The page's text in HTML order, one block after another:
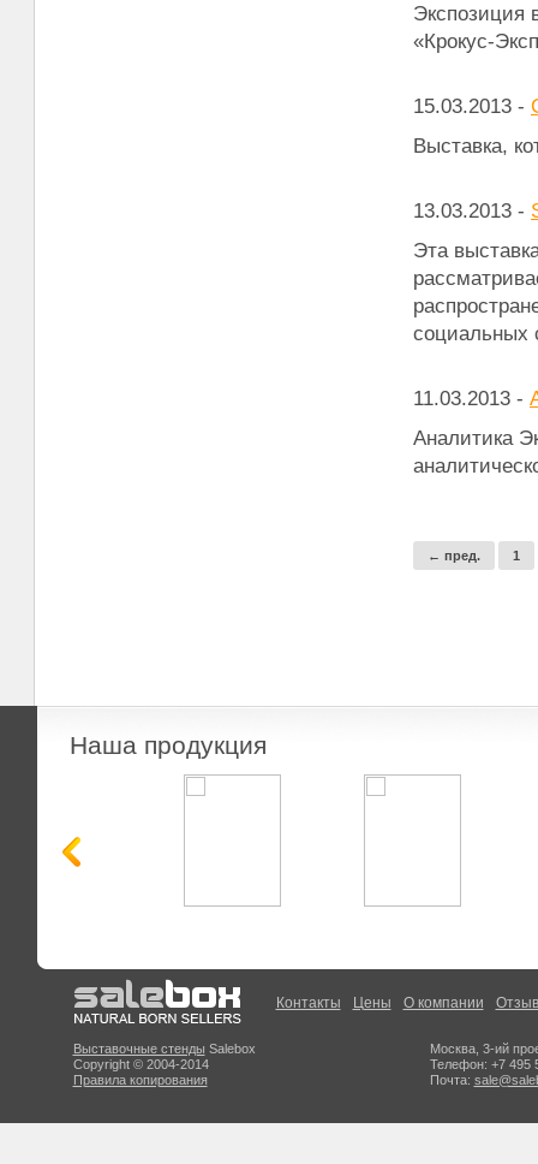
Экспозиция
«Крокус-
15.03.2013 -
Выставка,
13.03.2013 -
Эта
социальных
11.03.2013 -
Аналитика
← пред. 1
Наша продукция
Выставочные стенды Salebox
Copyright © 2004-2014
Правила копирования
Москва, 3-ий
Телефон: +7 495
Почта:
Контакты Цены О компании